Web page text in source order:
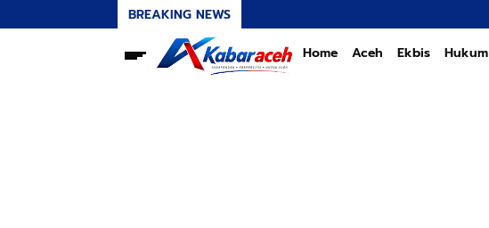
BREAKING NEWS
Home Aceh Ekbis Hukum